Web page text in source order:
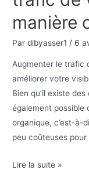
manière
Pardibyasser1 / 6
Augmenter le trafic
améliorer votre
Bien qu’il existe
également possible
organique, c’est-à-
peu coûteuses
Comment
Lire la suite »